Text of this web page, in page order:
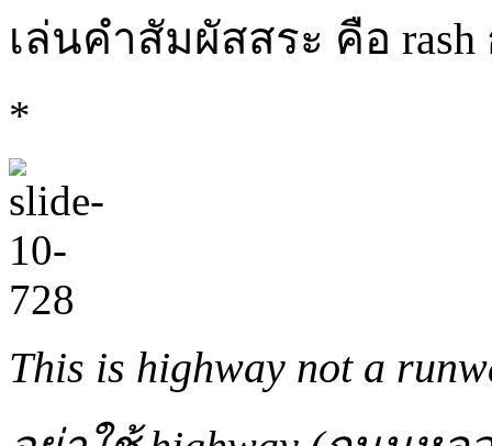
เล่นคำสัมผัสสระ คือ rash
*
This is highway not a